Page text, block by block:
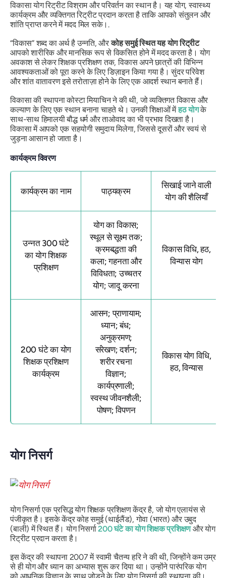
विकासा योग रिट्रीट विश्राम और परिवर्तन का स्थान है। यह योग, स्वास्थ्य
कार्यक्रम और व्यक्तिगत रिट्रीट प्रदान करता है ताकि आपको संतुलन और
शांति प्राप्त करने में मदद मिल सके।.
“विकास” शब्द का अर्थ है उन्नति, औरकोह समुई स्थित यह योग रिट्रीट
आपको शारीरिक और मानसिक रूप से विकसित होने में मदद करता है। योग
अवकाश से लेकर शिक्षक प्रशिक्षण तक, विकास अपने छात्रों की विभिन्न
आवश्यकताओं को पूरा करने के लिए डिज़ाइन किया गया है। सुंदर परिवेश
और शांत वातावरण इसे तरोताज़ा होने के लिए एक आदर्श स्थान बनाते हैं।
विकासा की स्थापना कोस्टा मियाचिन ने की थी, जो व्यक्तिगत विकास और
कल्याण के लिए एक स्थान बनाना चाहते थे। उनकी शिक्षाओं मेंहठ योगके
साथ-साथ हिमालयी बौद्ध धर्म और ताओवाद का भी प्रभाव दिखता है।
विकासा में आपको एक सहयोगी समुदाय मिलेगा, जिससे दूसरों और स्वयं से
जुड़ना आसान हो जाता है।
कार्यक्रम विवरण
कार्यक्रम का नाम पाठ्यक्रम
सिखाई जाने वाली
योग की शैलियाँ
उन्नत 300 घंटे
का योग शिक्षक
प्रशिक्षण
योग का विकास;
स्थूल से सूक्ष्म तक;
क्रमबद्धता की
कला; गहनता और
विविधता; उच्चतर
योग; जादू करना
विकास विधि, हठ,
विन्यास योग
200 घंटे का योग
शिक्षक प्रशिक्षण
कार्यक्रम
आसन; प्राणायाम;
ध्यान; बंध;
अनुक्रमण;
संरेखण; दर्शन;
शरीर रचना
विज्ञान;
कार्यप्रणाली;
स्वस्थ जीवनशैली;
पोषण; विपणन
विकास योग विधि,
हठ, विन्यास
योग निसर्ग
योग निसर्गा एक प्रसिद्ध योग शिक्षक प्रशिक्षण केंद्र है, जो योग एलायंस से
पंजीकृत है। इसके केंद्र कोह समुई (थाईलैंड), गोवा (भारत) और उबुद
(बाली) में स्थित हैं। योग निसर्गा200 घंटे का योग शिक्षक प्रशिक्षणऔर योग
रिट्रीट प्रदान करता है।
इस केंद्र की स्थापना 2007 में स्वामी चैतन्य हरि ने की थी, जिन्होंने कम उम्र
से ही योग और ध्यान का अभ्यास शुरू कर दिया था। उन्होंने पारंपरिक योग